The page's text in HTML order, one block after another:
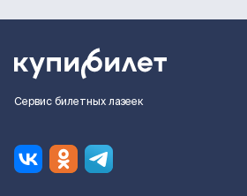
Сервис билетных лазеек